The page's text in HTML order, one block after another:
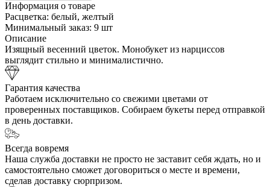
Информация о товаре
Расцветка: белый, желтый
Минимальный заказ: 9 шт
Описание
Изящный весенний цветок. Монобукет из нарциссов
выглядит стильно и минималистично.
Гарантия качества
Работаем исключительно со свежими цветами от
проверенных поставщиков. Собираем букеты перед отправкой
в день доставки.
Всегда вовремя
Наша служба доставки не просто не заставит себя ждать, но и
самостоятельно сможет договориться о месте и времени,
сделав доставку сюрпризом.